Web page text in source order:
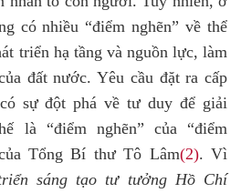
có nhiều “điểm nghẽn” về thể
triển hạ tầng và nguồn lực, làm
đất nước. Yêu cầu đặt ra cấp
sự đột phá về tư duy để giải
là “điểm nghẽn” của “điểm
Tổng Bí thư Tô Lâm(2). Vì
sáng tạo tư tưởng Hồ Chí